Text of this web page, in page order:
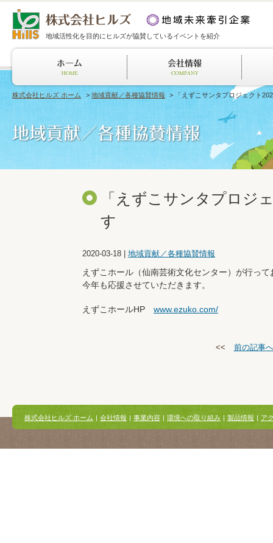
地域活性化を目的にヒルズが協賛しているイベントを紹介
株式会社ヒルズ ホーム >地域貢献／各種協賛情報 > 「えずこサンタプロジェクト
「えずこサンタプロジ
す
2020-03-18 地域貢献／各種協賛情報
えずこホール（仙南芸術文化センター）が行っ
今年も応援させていただきます。
えずこホールHP www.ezuko.com/
<< 前の記事へ
株式会社ヒルズ ホーム | 会社情報 | 事業内容 | 環境への取り組み | 製品情報 | ア